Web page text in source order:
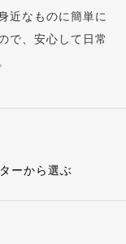
近なものに簡単に
で、安心して日常
ーから選ぶ